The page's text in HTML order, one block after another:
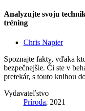
Analyzujte svoju
tréning
Chris Napier
Spoznajte fakty, vďaka
bezpečnejšie. Či ste v
pretekár, s touto knihou
Vydavateľstvo
Príroda, 2021